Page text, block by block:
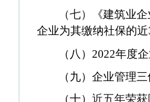
（七）
《建筑业
企业为其缴纳社保的近
（八） 2022年度
（九）企业管理
（十）近五年荣